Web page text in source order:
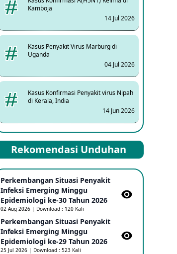
Kamboja
14 Jul 2026
Kasus Penyakit Virus Marburg di
Uganda
04 Jul 2026
Kasus Konfirmasi Penyakit virus Nipah
di Kerala, India
14 Jun 2026
Kasus Dicurigai Penyakit virus Nipah di
Kerala, India
12 Jun 2026
Mpox Clade 1b di Taiwan
25 May 2026
Update Informasi PHEIC Penyakit
Ebola
23 May 2026
Rekomendasi Unduhan
Perkembangan Situasi Penyakit
Infeksi Emerging Minggu
Epidemiologi ke-30 Tahun 2026
02 Aug 2026 | Download : 120 Kali
Perkembangan Situasi Penyakit
Infeksi Emerging Minggu
Epidemiologi ke-29 Tahun 2026
25 Jul 2026 | Download : 523 Kali